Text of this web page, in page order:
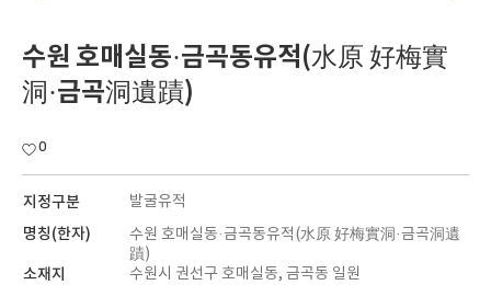
수원 호매실동·금곡동유적(水原 好梅實
洞·금곡洞遺蹟)
0
지정구분 발굴유적
명칭(한자)
수원 호매실동·금곡동유적(水原 好梅實洞·금곡洞遺
蹟)
소재지 수원시 권선구 호매실동, 금곡동 일원